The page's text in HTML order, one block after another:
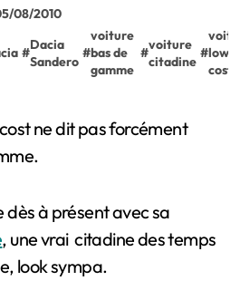
08/2010
#
Dacia
Sandero
#
voiture
bas de
gamme
#
voiture
citadine
#low
cost
à présent avec sa
, une vrai citadine des temps
look sympa.